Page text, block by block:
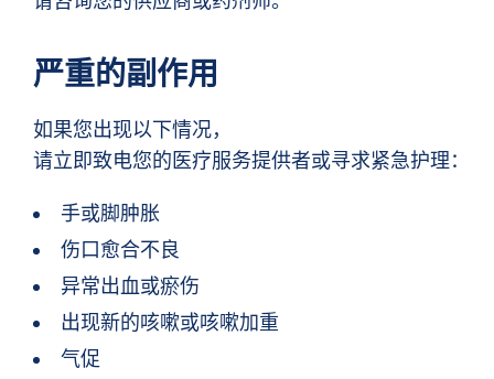
严重的副作用
如果您出现以下情况，
请立即致电您的医疗服务提供者或寻求紧急护理：
手或脚肿胀
伤口愈合不良
异常出血或瘀伤
出现新的咳嗽或咳嗽加重
气促